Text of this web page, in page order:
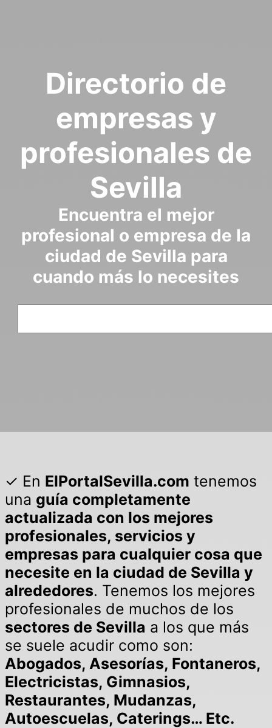
Directorio de
empresas y
profesionales de
Sevilla
Encuentra el mejor
profesional o empresa de la
ciudad de Sevilla para
cuando más lo necesites
✓ En ElPortalSevilla.com tenemos
una guía completamente
actualizada con los mejores
profesionales, servicios y
empresas para cualquier cosa que
necesite en la ciudad de Sevilla y
alrededores. Tenemos los mejores
profesionales de muchos de los
sectores de Sevilla a los que más
se suele acudir como son:
Abogados, Asesorías, Fontaneros,
Electricistas, Gimnasios,
Restaurantes, Mudanzas,
Autoescuelas, Caterings… Etc.